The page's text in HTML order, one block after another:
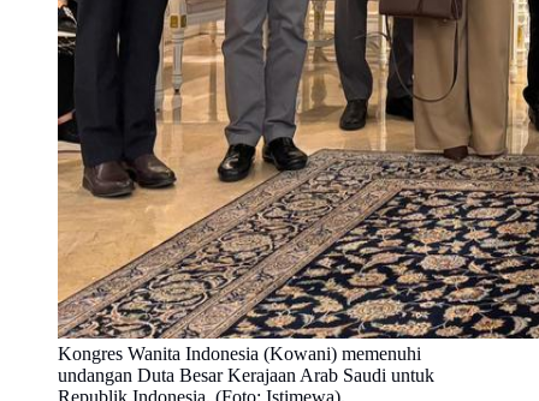
Kongres Wanita Indonesia (Kowani) memenuhi
undangan Duta Besar Kerajaan Arab Saudi untuk